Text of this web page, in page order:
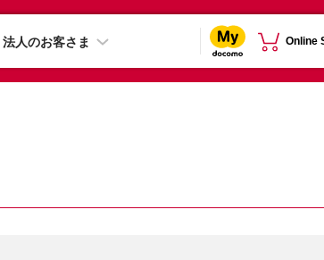
法人のお客さま Online